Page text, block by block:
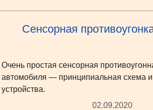
Сенсорная
Очень простая сенсорная
автомобиля — принципиальная схема
устройства.
02.09.2020